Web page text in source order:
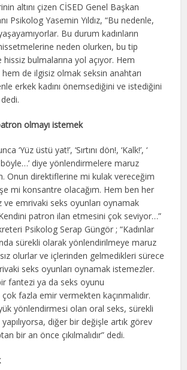
altını çizen CİSED Genel Başkan
Psikolog Yasemin Yıldız, “Bu nedenle,
Bu durum kadınların
neden olurken, bu tip
bulmalarına yol açıyor. Hem
de ilgisiz olmak seksin anahtarı
erkek kadını önemsediğini ve istediğini
olmayı istemek
‘Yüz üstü yat!’, ‘Sırtını dön!, ‘Kalk!’, ‘
diye yönlendirmelere maruz
Onun direktiflerine mi kulak vereceğim
mi konsantre olacağım. Hem ben her
ve emrivaki seks oyunları oynamak
patron ilan etmesini çok seviyor…”
Psikolog Serap Güngör ; “Kadınlar
sürekli olarak yönlendirilmeye maruz
olurlar ve içlerinden gelmedikleri sürece
seks oyunları oynamak istemezler.
fantezi ya da seks oyunu
fazla emir vermekten kaçınmalıdır.
yönlendirmesi olan oral seks, sürekli
diğer bir değişle artık görev
bir an önce çıkılmalıdır” dedi.